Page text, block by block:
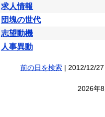
求人情報
団塊の世代
志望動機
人事異動
前の日を検索| 2012/12/
2026年